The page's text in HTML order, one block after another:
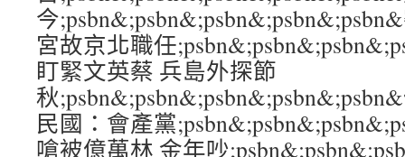
今
宮故京北職任
盯緊文英蔡 兵島外探節
秋
民國：會產黨
嗆被億萬林 金年吵